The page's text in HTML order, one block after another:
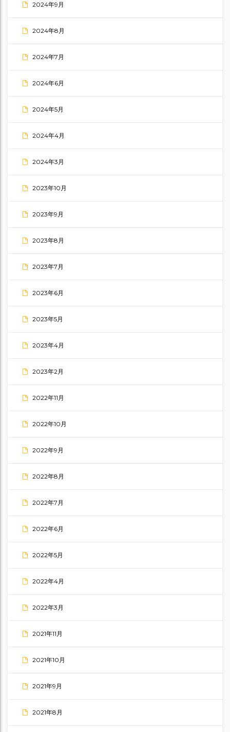
2024年9月
2024年8月
2024年7月
2024年6月
2024年5月
2024年4月
2024年3月
2023年10月
2023年9月
2023年8月
2023年7月
2023年6月
2023年5月
2023年4月
2023年2月
2022年11月
2022年10月
2022年9月
2022年8月
2022年7月
2022年6月
2022年5月
2022年4月
2022年3月
2021年11月
2021年10月
2021年9月
2021年8月